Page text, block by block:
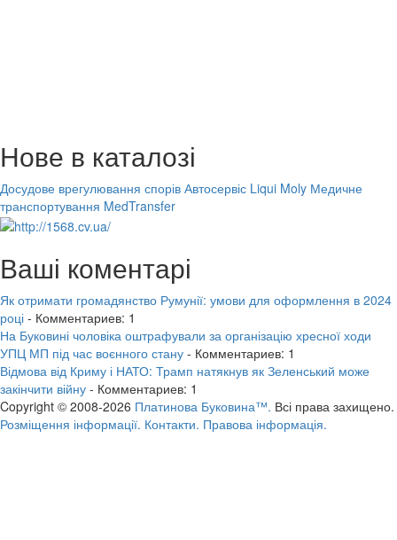
Нове в каталозі
Досудове врегулювання спорів Автосервіс Liqui Moly Медичне
транспортування MedTransfer
Ваші коментарі
Як отримати громадянство Румунії: умови для оформлення в 2024
році - Комментариев: 1
На Буковині чоловіка оштрафували за організацію хресної ходи
УПЦ МП під час воєнного стану - Комментариев: 1
Відмова від Криму і НАТО: Трамп натякнув як Зеленський може
закінчити війну - Комментариев: 1
Copyright © 2008-2026 Платинова Буковина™. Всі права захищено.
Розміщення інформації. Контакти. Правова інформація.